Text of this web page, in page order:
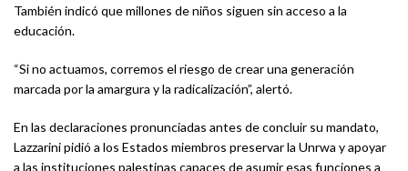
También indicó que millones de niños siguen sin acceso a la
educación.
“Si no actuamos, corremos el riesgo de crear una generación
marcada por la amargura y la radicalización”, alertó.
En las declaraciones pronunciadas antes de concluir su mandato,
Lazzarini pidió a los Estados miembros preservar la Unrwa y apoyar
a las instituciones palestinas capaces de asumir esas funciones a